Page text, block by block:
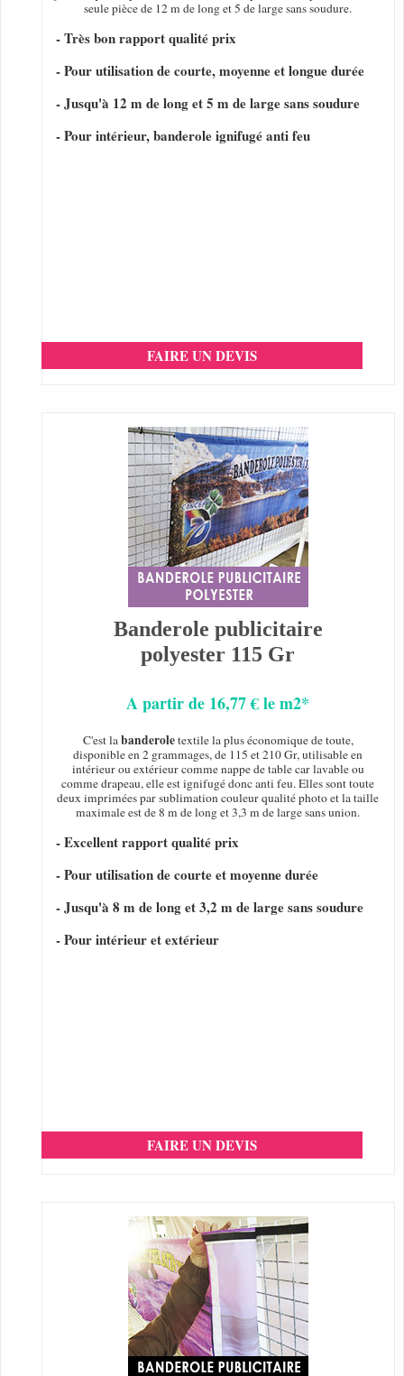
seule pièce de 12 m de long et 5 de large sans soudure.
- Très bon rapport qualité prix
- Pour utilisation de courte, moyenne et longue durée
- Jusqu'à 12 m de long et 5 m de large sans soudure
- Pour intérieur, banderole ignifugé anti feu
FAIRE UN DEVIS
Banderole publicitaire
polyester 115 Gr
A partir de 16,77 € le m2*
C'est labanderoletextile la plus économique de toute,
disponible en 2 grammages, de 115 et 210 Gr, utilisable en
intérieur ou extérieur comme nappe de table car lavable ou
comme drapeau, elle est ignifugé donc anti feu. Elles sont toute
deux imprimées par sublimation couleur qualité photo et la taille
maximale est de 8 m de long et 3,3 m de large sans union.
- Excellent rapport qualité prix
- Pour utilisation de courte et moyenne durée
- Jusqu'à 8 m de long et 3,2 m de large sans soudure
- Pour intérieur et extérieur
FAIRE UN DEVIS